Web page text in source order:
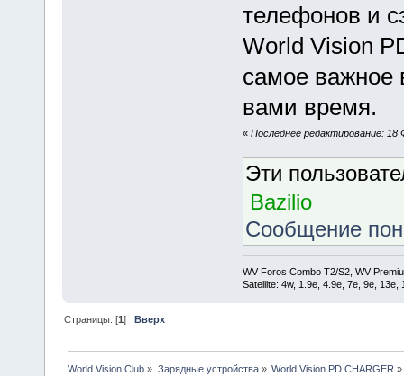
телефонов и
World Vision
самое важное
вами время.
« Последнее редактирование: 18
Эти
Bazilio
Сообщение
WV Foros Combo T2/S2, WV
Satellite: 4w, 1.9е, 4.9e, 7e, 9e,
Страницы: [1] Вверх
World Vision Club » Зарядные устройства» World Vision PD CHARGER »